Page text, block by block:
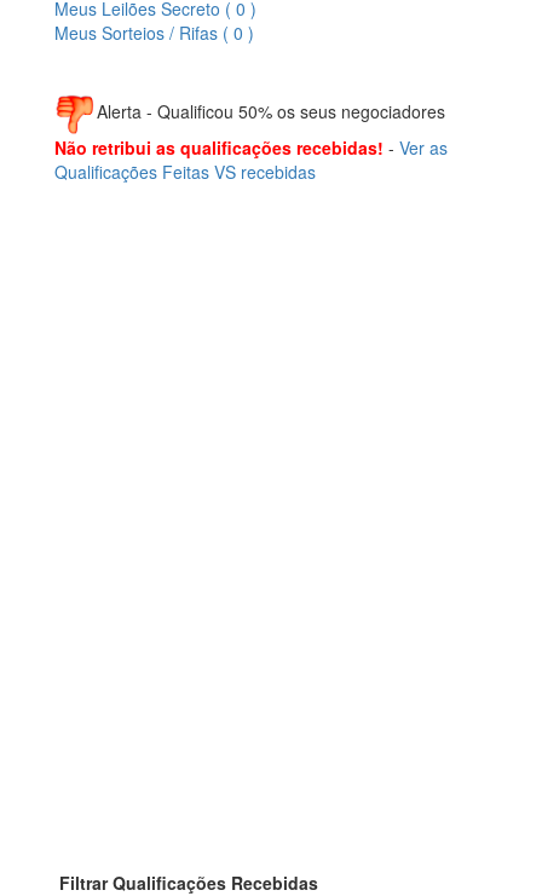
Meus Leilões Secreto ( 0 )
Meus Sorteios / Rifas ( 0 )
Alerta - Qualificou 50% os seus negociadores
Não retribui as qualificações recebidas! - Ver as
Qualificações Feitas VS recebidas
Filtrar Qualificações Recebidas